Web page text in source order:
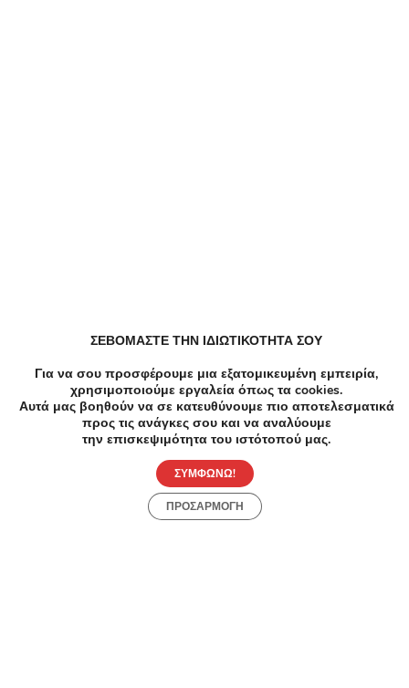
Αδυνάτισμα Cavitation σε Περιστέρι
Load more
ΣΕΒΟΜΑΣΤΕ ΤΗΝ ΙΔΙΩΤΙΚΟΤΗΤΑ ΣΟΥ
Για να σου προσφέρουμε μια εξατομικευμένη εμπειρία,
χρησιμοποιούμε εργαλεία όπως τα cookies.
Αυτά μας βοηθούν να σε κατευθύνουμε πιο αποτελεσματικά
προς τις ανάγκες σου και να αναλύουμε
την επισκεψιμότητα του ιστότοπού μας.
ΣΥΜΦΩΝΩ!
ΠΡΟΣΑΡΜΟΓΗ